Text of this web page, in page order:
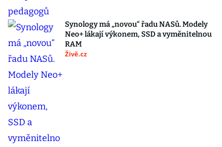
Synology má „novou“ řadu NASů. Modely
Neo+ lákají výkonem, SSD a vyměnitelnou
RAM
Živě.cz